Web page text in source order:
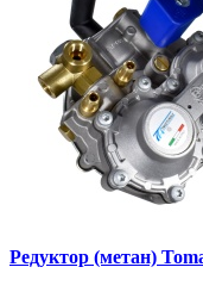
Редуктор (метан)